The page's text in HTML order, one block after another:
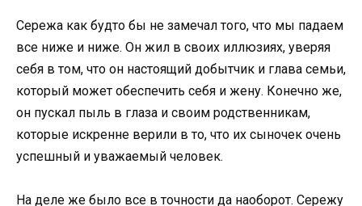
Сережа как будто бы не замечал того, что мы падаем
все ниже и ниже. Он жил в своих иллюзиях, уверяя
себя в том, что он настоящий добытчик и глава семьи,
который может обеспечить себя и жену. Конечно же,
он пускал пыль в глаза и своим родственникам,
которые искренне верили в то, что их сыночек очень
успешный и уважаемый человек.
На деле же было все в точности да наоборот. Сережу